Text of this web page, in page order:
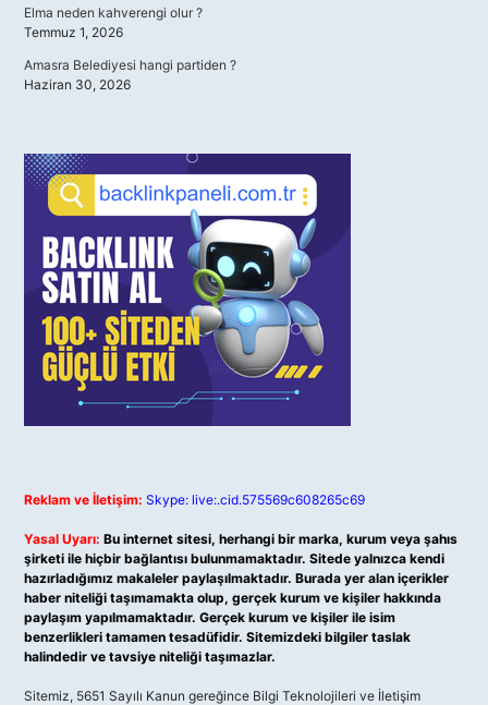
Elma neden kahverengi olur ?
Temmuz 1, 2026
Amasra Belediyesi hangi partiden ?
Haziran 30, 2026
Reklam ve İletişim: Skype: live:.cid.575569c608265c69
Yasal Uyarı: Bu internet sitesi, herhangi bir marka, kurum veya şahıs
şirketi ile hiçbir bağlantısı bulunmamaktadır. Sitede yalnızca kendi
hazırladığımız makaleler paylaşılmaktadır. Burada yer alan içerikler
haber niteliği taşımamakta olup, gerçek kurum ve kişiler hakkında
paylaşım yapılmamaktadır. Gerçek kurum ve kişiler ile isim
benzerlikleri tamamen tesadüfidir. Sitemizdeki bilgiler taslak
halindedir ve tavsiye niteliği taşımazlar.
Sitemiz, 5651 Sayılı Kanun gereğince Bilgi Teknolojileri ve İletişim